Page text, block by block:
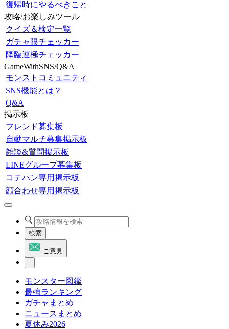
復帰時にやるべきこと
攻略/お楽しみツール
クイズ＆検定一覧
ガチャ限チェッカー
降臨運極チェッカー
GameWithSNS/Q&A
モンストコミュニティ
SNS機能とは？
Q&A
掲示板
フレンド募集板
自動マルチ募集掲示板
雑談&質問掲示板
LINEグループ募集板
コテハン専用掲示板
顔合わせ専用掲示板
検索
ご意見
モンスター図鑑
最強ランキング
ガチャまとめ
ニュースまとめ
夏休み2026